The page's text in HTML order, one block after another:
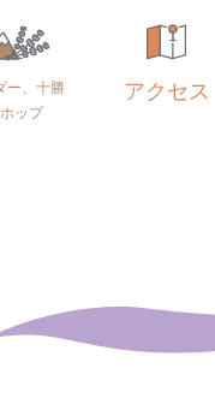
ー、十勝
ップ
アクセス